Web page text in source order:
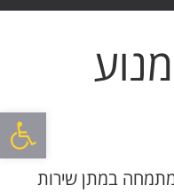
פתח
במתן שירות